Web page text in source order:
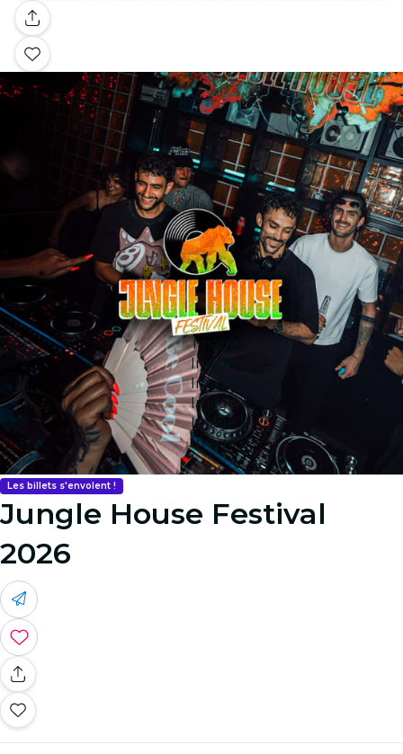
Galerie
Image 1
Image 2
Image 3
Image 4
Image 5
Image 6
Les billets s'envolent !
Jungle House Festival
2026